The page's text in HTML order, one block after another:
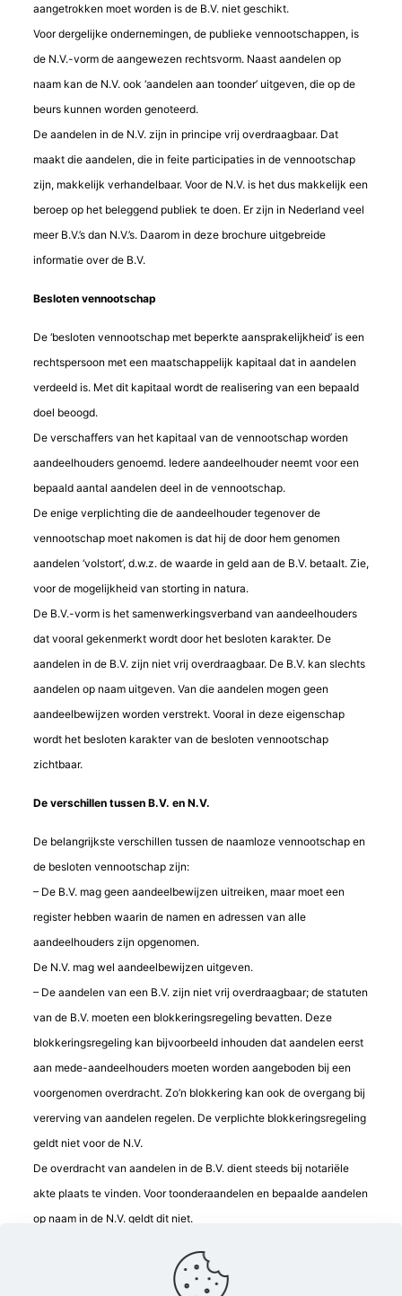
aangetrokken moet worden is de B.V. niet geschikt.
Voor dergelijke ondernemingen, de publieke vennootschappen, is
de N.V.-vorm de aangewezen rechtsvorm. Naast aandelen op
naam kan de N.V. ook ‘aandelen aan toonder’ uitgeven, die op de
beurs kunnen worden genoteerd.
De aandelen in de N.V. zijn in principe vrij overdraagbaar. Dat
maakt die aandelen, die in feite participaties in de vennootschap
zijn, makkelijk verhandelbaar. Voor de N.V. is het dus makkelijk een
beroep op het beleggend publiek te doen. Er zijn in Nederland veel
meer B.V.’s dan N.V.’s. Daarom in deze brochure uitgebreide
informatie over de B.V.
Besloten vennootschap
De ‘besloten vennootschap met beperkte aansprakelijkheid’ is een
rechtspersoon met een maatschappelijk kapitaal dat in aandelen
verdeeld is. Met dit kapitaal wordt de realisering van een bepaald
doel beoogd.
De verschaffers van het kapitaal van de vennootschap worden
aandeelhouders genoemd. Iedere aandeelhouder neemt voor een
bepaald aantal aandelen deel in de vennootschap.
De enige verplichting die de aandeelhouder tegenover de
vennootschap moet nakomen is dat hij de door hem genomen
aandelen ‘volstort’, d.w.z. de waarde in geld aan de B.V. betaalt. Zie,
voor de mogelijkheid van storting in natura.
De B.V.-vorm is het samenwerkingsverband van aandeelhouders
dat vooral gekenmerkt wordt door het besloten karakter. De
aandelen in de B.V. zijn niet vrij overdraagbaar. De B.V. kan slechts
aandelen op naam uitgeven. Van die aandelen mogen geen
aandeelbewijzen worden verstrekt. Vooral in deze eigenschap
wordt het besloten karakter van de besloten vennootschap
zichtbaar.
De verschillen tussen B.V. en N.V.
De belangrijkste verschillen tussen de naamloze vennootschap en
de besloten vennootschap zijn:
– De B.V. mag geen aandeelbewijzen uitreiken, maar moet een
register hebben waarin de namen en adressen van alle
aandeelhouders zijn opgenomen.
De N.V. mag wel aandeelbewijzen uitgeven.
– De aandelen van een B.V. zijn niet vrij overdraagbaar; de statuten
van de B.V. moeten een blokkeringsregeling bevatten. Deze
blokkeringsregeling kan bijvoorbeeld inhouden dat aandelen eerst
aan mede-aandeelhouders moeten worden aangeboden bij een
voorgenomen overdracht. Zo’n blokkering kan ook de overgang bij
vererving van aandelen regelen. De verplichte blokkeringsregeling
geldt niet voor de N.V.
De overdracht van aandelen in de B.V. dient steeds bij notariële
akte plaats te vinden. Voor toonderaandelen en bepaalde aandelen
op naam in de N.V. geldt dit niet.